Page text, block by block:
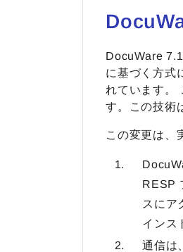
DocuWare
に基づく方式
れています。
す。この技術
この変更は、
RESP
スにア
インス
通信は